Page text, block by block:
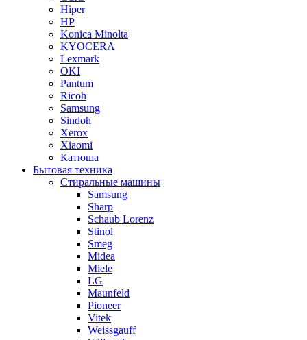
Hiper
HP
Konica Minolta
KYOCERA
Lexmark
OKI
Pantum
Ricoh
Samsung
Sindoh
Xerox
Xiaomi
Катюша
Бытовая техника
Стиральные машины
Samsung
Sharp
Schaub Lorenz
Stinol
Smeg
Midea
Miele
LG
Maunfeld
Pioneer
Vitek
Weissgauff